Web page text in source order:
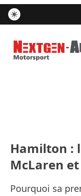
Nextgen-
Hamilton :
McLaren
Pourquoi sa